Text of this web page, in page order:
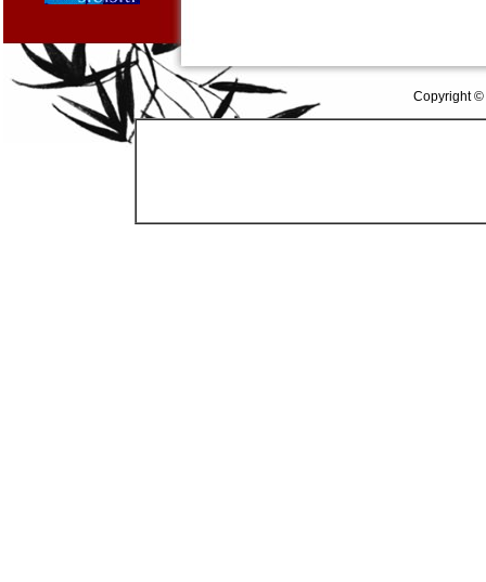
Copyright ©